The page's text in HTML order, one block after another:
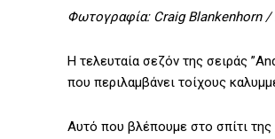
Φωτογραφία: Craig Blankenhorn /
Η τελευταία σεζόν της σειράς
που περιλαμβάνει τοίχους
Αυτό που βλέπουμε στο σπίτι της